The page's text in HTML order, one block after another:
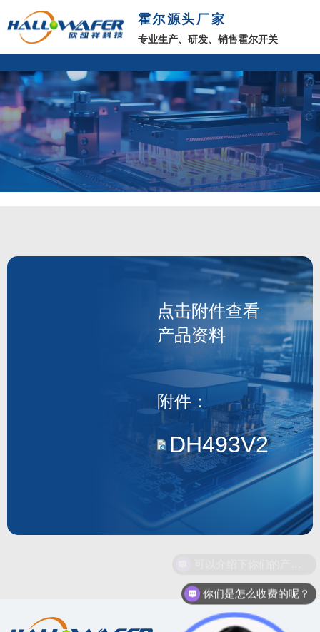
霍尔源头厂家
专业生产、研发、销售霍尔开关
点击附件查看
产品资料
附件：
你们是怎么收费的呢？